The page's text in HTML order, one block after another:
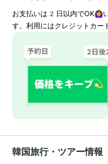
お支払いは 2 日以内でOK🙆‍♀️
す。利用にはクレジットカー
韓国旅行・ツアー情報